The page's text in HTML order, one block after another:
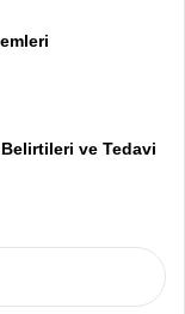
Belirtileri ve Tedavi